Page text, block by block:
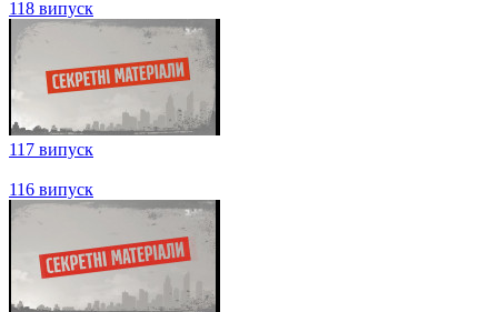
120 випуск
119 випуск